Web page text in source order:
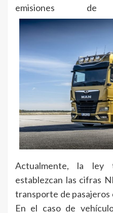
Actualmente, la ley
establezcan las cifras
transporte de
En el caso de